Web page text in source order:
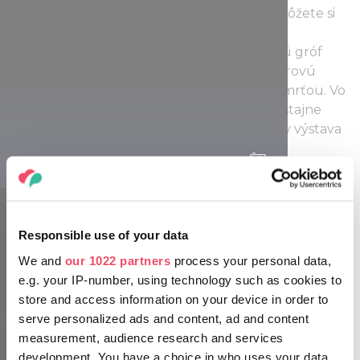
Responsible use of your data
We and our 1022 partners process your personal data,
e.g. your IP-number, using technology such as cookies to
store and access information on your device in order to
serve personalized ads and content, ad and content
measurement, audience research and services
development. You have a choice in who uses your data
Zámok Széchenyiovcov, Nagycenk
Széchenyiho a jeho obľúbené predmety. Môžete si
zobrazujúcu Széchenyiho manželku, ktorú gróf
nosil vždy pri sebe, alebo obdivovať mramorovú
bustu grófa, vytvorenú krátko pred jeho smrťou. Vo
východnom krídle zámku, kde boli kedysi stajne
grófskych koní, dnes očakáva návštevníkov výstava
stojí aj mauzóleum rodiny Széchenyiovcov
postavené v klasicistickom slohu na cintoríne pri
farskom kostole v Nagycenku, ktoré sa stalo
historickým pútnickým miestom.